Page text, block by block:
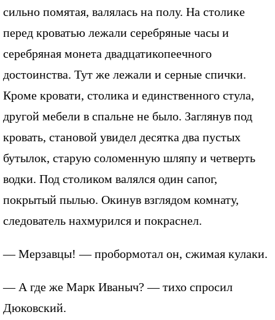
сильно помятая, валялась на полу. На столике
перед кроватью лежали серебряные часы и
серебряная монета двадцатикопеечного
достоинства. Тут же лежали и серные спички.
Кроме кровати, столика и единственного стула,
другой мебели в спальне не было. Заглянув под
кровать, становой увидел десятка два пустых
бутылок, старую соломенную шляпу и четверть
водки. Под столиком валялся один сапог,
покрытый пылью. Окинув взглядом комнату,
следователь нахмурился и покраснел.
— Мерзавцы! — пробормотал он, сжимая кулаки.
— А где же Марк Иваныч? — тихо спросил
Дюковский.